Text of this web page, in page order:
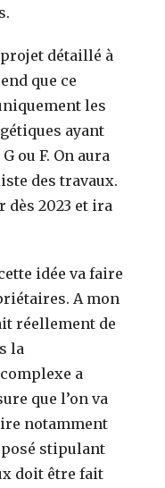
détaillé à
que ce
les
ayant
ou F. On aura
des travaux.
dès 2023 et ira
idée va faire
A mon
réellement de
la
a
que l’on va
notamment
stipulant
doit être fait